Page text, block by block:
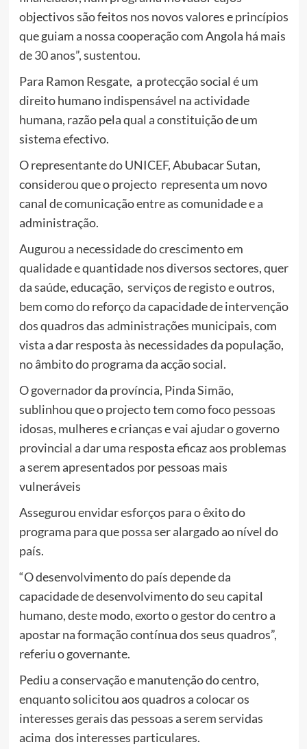
objectivos são feitos nos novos valores e princípios
que guiam a nossa cooperação com Angola há mais
de 30 anos”, sustentou.
Para Ramon Resgate, a protecção social é um
direito humano indispensável na actividade
humana, razão pela qual a constituição de um
sistema efectivo.
O representante do UNICEF, Abubacar Sutan,
considerou que o projecto representa um novo
canal de comunicação entre as comunidade e a
administração.
Augurou a necessidade do crescimento em
qualidade e quantidade nos diversos sectores, quer
da saúde, educação, serviços de registo e outros,
bem como do reforço da capacidade de intervenção
dos quadros das administrações municipais, com
vista a dar resposta às necessidades da população,
no âmbito do programa da acção social.
O governador da província, Pinda Simão,
sublinhou que o projecto tem como foco pessoas
idosas, mulheres e crianças e vai ajudar o governo
provincial a dar uma resposta eficaz aos problemas
a serem apresentados por pessoas mais
vulneráveis
Assegurou envidar esforços para o êxito do
programa para que possa ser alargado ao nível do
país.
“O desenvolvimento do país depende da
capacidade de desenvolvimento do seu capital
humano, deste modo, exorto o gestor do centro a
apostar na formação contínua dos seus quadros”,
referiu o governante.
Pediu a conservação e manutenção do centro,
enquanto solicitou aos quadros a colocar os
interesses gerais das pessoas a serem servidas
acima dos interesses particulares.